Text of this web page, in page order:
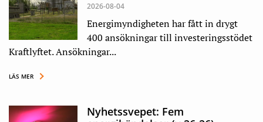
2026-08-04
Energimyndigheten har fått in drygt
400 ansökningar till investeringsstödet
Kraftlyftet. Ansökningar...
LÄS MER
Nyhetssvepet: Fem